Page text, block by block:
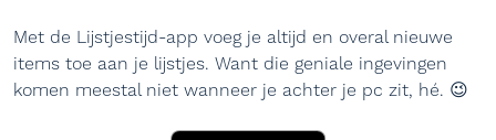
Met de Lijstjestijd-app voeg je altijd en overal nieuwe
items toe aan je lijstjes. Want die geniale ingevingen
komen meestal niet wanneer je achter je pc zit, hé. 😉